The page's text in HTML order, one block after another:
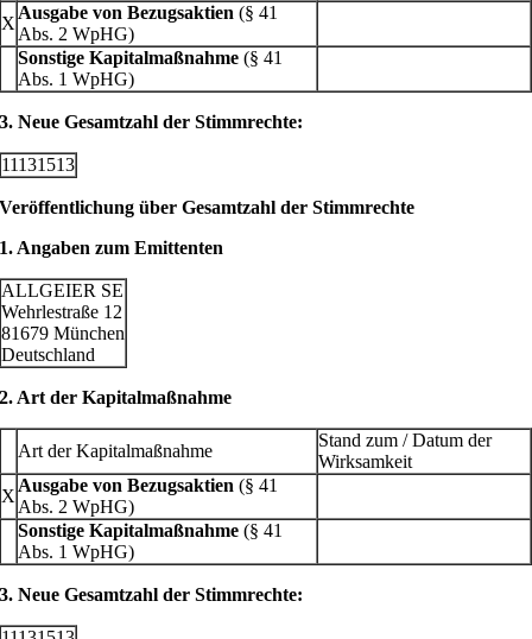
X
Ausgabe von Bezugsaktien (§ 41
Abs. 2 WpHG)
Sonstige Kapitalmaßnahme (§ 41
Abs. 1 WpHG)
3.Neue Gesamtzahl der Stimmrechte:
11131513
Veröffentlichung über Gesamtzahl der Stimmrechte
1. Angaben zum Emittenten
ALLGEIER SE
Wehrlestraße 12
81679 München
Deutschland
2. Art der Kapitalmaßnahme
Art der Kapitalmaßnahme
Stand zum / Datum der
Wirksamkeit
X
Ausgabe von Bezugsaktien (§ 41
Abs. 2 WpHG)
Sonstige Kapitalmaßnahme (§ 41
Abs. 1 WpHG)
3.Neue Gesamtzahl der Stimmrechte: